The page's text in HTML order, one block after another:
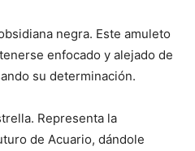
negra. Este amuleto
enfocado y alejado de
su determinación.
Representa la
de Acuario, dándole